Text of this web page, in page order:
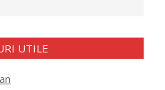
UTILE